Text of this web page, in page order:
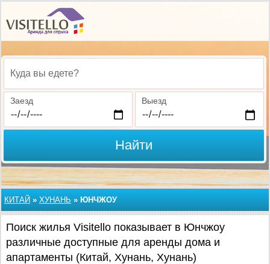
Куда вы едете?
Заезд Выезд
Найти
КИТАЙ » ХУНАНЬ » ЮНЧЖОУ
Поиск жилья Visitello показывает в Юнчжоу
различные доступные для аренды дома и
апартаменты (Китай, Хунань, Хунань)